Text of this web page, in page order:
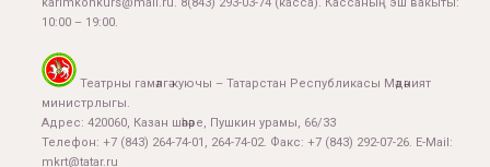
10:00 – 19:00.
Театрны гамәлгә куючы – Татарстан Республикасы Мәдәният
министрлыгы.
Адрес: 420060, Казан шәһәре, Пушкин урамы, 66/33
Телефон: +7 (843) 264-74-01, 264-74-02. Факс: +7 (843) 292-07-26. E-Mail:
mkrt@tatar.ru